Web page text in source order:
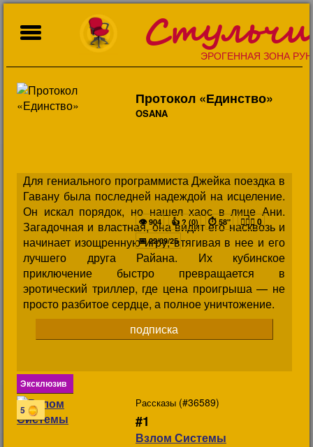
ЭРОГЕННАЯ ЗОНА
Протокол «Единство»
OSANA
Для гениального программиста Джейка поездка в
Гавану была последней надеждой на исцеление.
Он искал порядок, но нашел хаос в лице Ани.
Загадочная и властная, она видит его насквозь и
начинает изощренную игру, втягивая в нее и его
лучшего друга Райана. Их кубинское
приключение быстро превращается в
эротический триллер, где цена проигрыша — не
просто разбитое сердце, а полное уничтожение.
👁904 👍 ? (0) ⏱ 58" 👩‍❤️‍👨 0
📅22/09/25
подписка
Эксклюзив
5
Рассказы (#36589)
#1
Взлом Системы